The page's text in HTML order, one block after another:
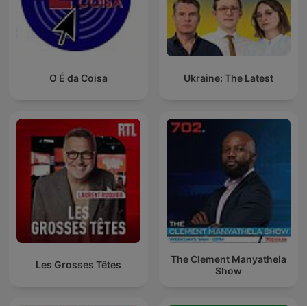
O É da Coisa Ukraine: The Latest
Les Grosses Têtes
The Clement Manyathela
Show